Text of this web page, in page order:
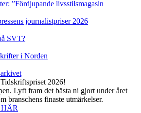
”Fördjupande livsstilsmagasin
journalistpriser 2026
SVT?
i Norden
2026!
Lyft fram det bästa ni gjort under året
branschens finaste utmärkelser.